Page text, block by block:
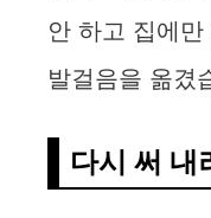
안 하고 집에
발걸음을 옮겼
다시 써 내